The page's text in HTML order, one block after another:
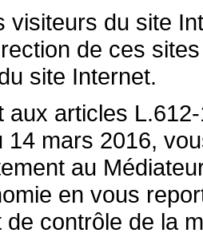
visiteurs du site
de ces
site Internet.
aux articles
14 mars 2016,
au
en vous
de contrôle de la